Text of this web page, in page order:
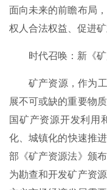
面向未来的前瞻布局
权人合法权益、促进
时代召唤：新《
矿产资源，作为
展不可或缺的重要物
国矿产资源开发利用
化、城镇化的快速推
部《矿产资源法》颁
为勘查和开发矿产资